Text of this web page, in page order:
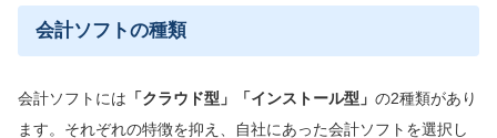
会計ソフトの種類
会計ソフトには 「クラウド型」「インストール型」 の2種類があり
ます。それぞれの特徴を抑え、自社にあった会計ソフトを選択し